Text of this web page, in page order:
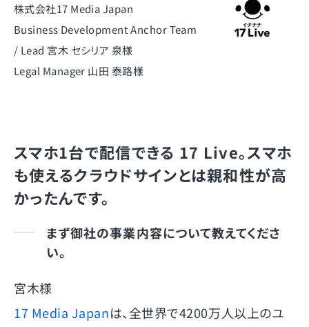
株式会社17 Media Japan
Business Development Anchor Team
/ Lead 宮木 セシリア 泉様
Legal Manager 山田 泰路様
スマホ1台で配信できる 17 Live。スマホ
も使えるクラウドサインとは親和性が高
かったんです。
まず御社の事業内容について教えてくださ
い。
宮木様
17 Media Japanは、全世界で4200万人以上のユ